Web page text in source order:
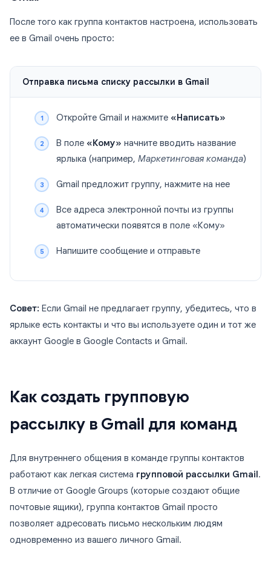
После того как группа контактов настроена, использовать
ее в Gmail очень просто:
Отправка письма списку рассылки в Gmail
Откройте Gmail и нажмите «Написать»
В поле «Кому» начните вводить название
ярлыка (например, Маркетинговая команда)
Gmail предложит группу, нажмите на нее
Все адреса электронной почты из группы
автоматически появятся в поле «Кому»
Напишите сообщение и отправьте
Совет: Если Gmail не предлагает группу, убедитесь, что в
ярлыке есть контакты и что вы используете один и тот же
аккаунт Google в Google Contacts и Gmail.
Как создать групповую
рассылку в Gmail для команд
Для внутреннего общения в команде группы контактов
работают как легкая система групповой рассылки Gmail .
В отличие от Google Groups (которые создают общие
почтовые ящики), группа контактов Gmail просто
позволяет адресовать письмо нескольким людям
одновременно из вашего личного Gmail.